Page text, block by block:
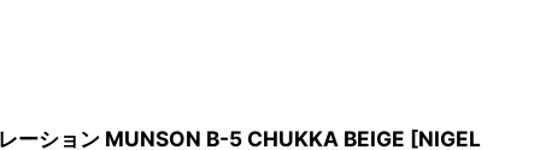
ーション MUNSON B-5 CHUKKA BEIGE [NIGEL